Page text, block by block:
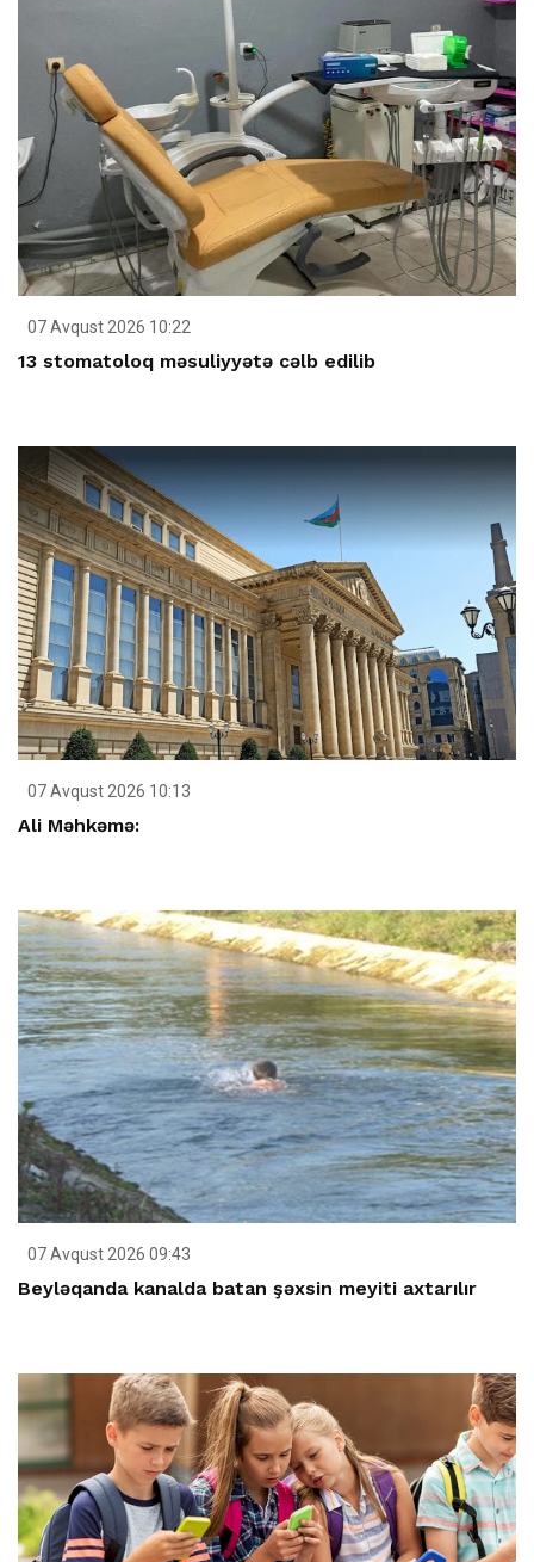
07 Avqust 2026 10:22
13 stomatoloq məsuliyyətə cəlb edilib
07 Avqust 2026 10:13
Ali Məhkəmə:
07 Avqust 2026 09:43
Beyləqanda kanalda batan şəxsin meyiti axtarılır